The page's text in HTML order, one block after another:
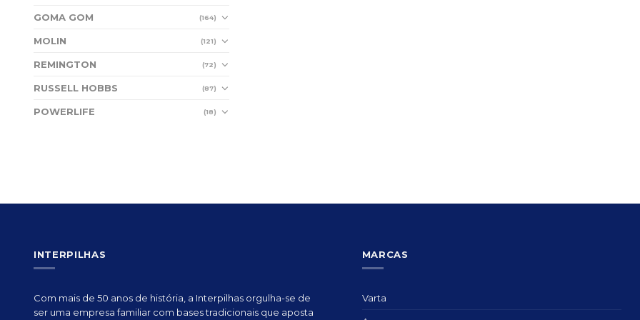
GOMA GOM (164)
MOLIN (121)
REMINGTON (72)
RUSSELL HOBBS (87)
POWERLIFE (18)
INTERPILHAS
Com mais de 50 anos de história, a Interpilhas orgulha-se de
ser uma empresa familiar com bases tradicionais que aposta
MARCAS
Varta